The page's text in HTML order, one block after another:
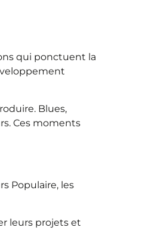
qui ponctuent la
Blues,
Ces moments
Populaire, les
leurs projets et